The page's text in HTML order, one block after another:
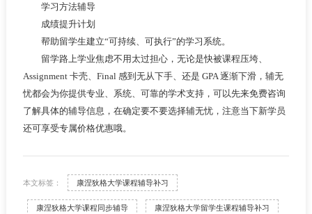
学习方法辅导
成绩提升计划
帮助留学生建立“可持续、可执行”的学习系统。
留学路上学业焦虑不用太过担心，无论是快被课程压垮、
Assignment 卡壳、Final 感到无从下手、还是 GPA 逐渐下滑，辅无
忧都会为你提供专业、系统、可靠的学术支持，可以先来免费咨询
了解具体的辅导信息，在确定要不要选择辅无忧，注意当下新学员
还可享受专属价格优惠哦。
本文标签： 康涅狄格大学课程辅导补习
康涅狄格大学课程同步辅导 康涅狄格大学留学生课程辅导补习